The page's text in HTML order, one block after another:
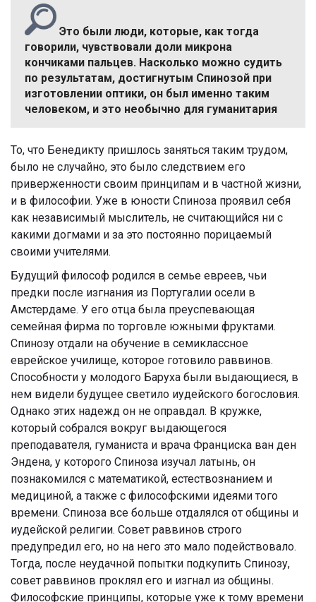
Это были люди, которые, как тогда
говорили, чувствовали доли микрона
кончиками пальцев. Насколько можно судить
по результатам, достигнутым Спинозой при
изготовлении оптики, он был именно таким
человеком, и это необычно для гуманитария
То, что Бенедикту пришлось заняться таким трудом,
было не случайно, это было следствием его
приверженности своим принципам и в частной жизни,
и в философии. Уже в юности Спиноза проявил себя
как независимый мыслитель, не считающийся ни с
какими догмами и за это постоянно порицаемый
своими учителями.
Будущий философ родился в семье евреев, чьи
предки после изгнания из Португалии осели в
Амстердаме. У его отца была преуспевающая
семейная фирма по торговле южными фруктами.
Спинозу отдали на обучение в семиклассное
еврейское училище, которое готовило раввинов.
Способности у молодого Баруха были выдающиеся, в
нем видели будущее светило иудейского богословия.
Однако этих надежд он не оправдал. В кружке,
который собрался вокруг выдающегося
преподавателя, гуманиста и врача Франциска ван ден
Эндена, у которого Спиноза изучал латынь, он
познакомился с математикой, естествознанием и
медициной, а также с философскими идеями того
времени. Спиноза все больше отдалялся от общины и
иудейской религии. Совет раввинов строго
предупредил его, но на него это мало подействовало.
Тогда, после неудачной попытки подкупить Спинозу,
совет раввинов проклял его и изгнал из общины.
Философские принципы, которые уже к тому времени